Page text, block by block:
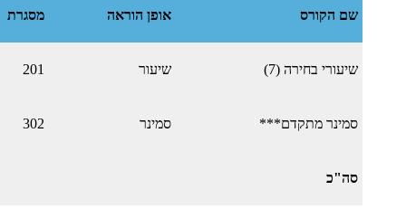
שם הקורס אופן הוראה מסגרת
שיעורי בחירה (7) שיעור 201
סמינר מתקדם*** סמינר 302
סה"כ